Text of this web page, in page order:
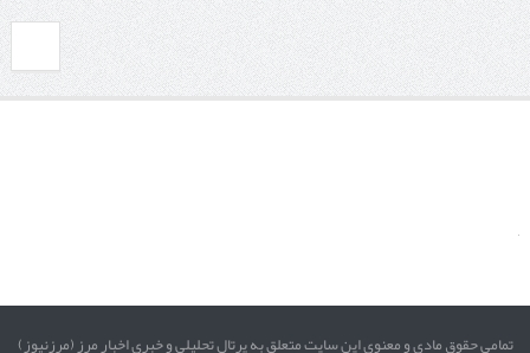
تمامی حقوق مادی و معنوی این سایت متعلق به پرتال تحلیلی و خبری اخبار مرز (مرزنیوز)